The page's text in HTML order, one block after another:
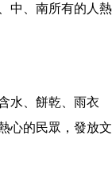
中、南所有的人熱
水、餅乾、雨衣
心的民眾，發放文